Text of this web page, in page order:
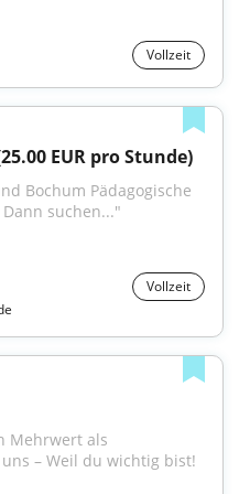
Vollzeit
EUR pro Stunde)
Bochum Pädagogische
suchen..."
Vollzeit
– Weil du wichtig bist!